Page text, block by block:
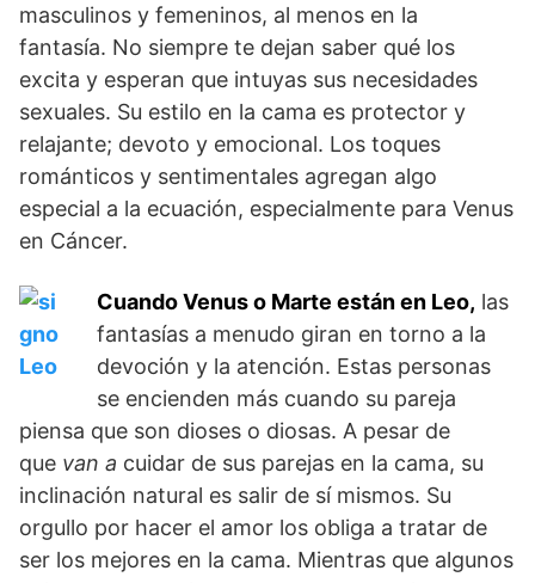
masculinos y femeninos, al menos en la
fantasía. No siempre te dejan saber qué los
excita y esperan que intuyas sus necesidades
sexuales. Su estilo en la cama es protector y
relajante; devoto y emocional. Los toques
románticos y sentimentales agregan algo
especial a la ecuación, especialmente para Venus
en Cáncer.
Cuando Venus o Marte están en Leo, las
fantasías a menudo giran en torno a la
devoción y la atención. Estas personas
se encienden más cuando su pareja
piensa que son dioses o diosas. A pesar de
que van a cuidar de sus parejas en la cama, su
inclinación natural es salir de sí mismos. Su
orgullo por hacer el amor los obliga a tratar de
ser los mejores en la cama. Mientras que algunos